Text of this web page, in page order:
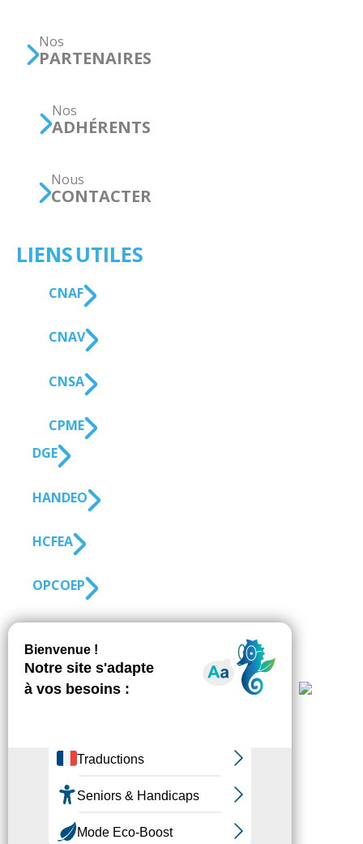
Nos
PARTENAIRES
Nos
ADHÉRENTS
Nous
CONTACTER
LIENS UTILES
CNAF
CNAV
CNSA
CPME
DGE
HANDEO
HCFEA
OPCO EP
SUIVEZ-NOUS
NEWSLETTER
Mentions légales